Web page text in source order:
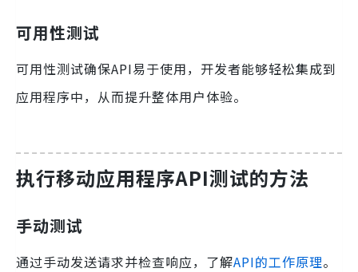
可用性测试
可用性测试确保API易于使用，开发者能够轻松集成到
应用程序中，从而提升整体用户体验。
执行移动应用程序API测试的方法
手动测试
通过手动发送请求并检查响应，了解API的工作原理。